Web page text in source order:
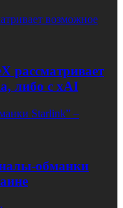
возможное
рассматривает
либо с xAI
Starlink” –
обманки